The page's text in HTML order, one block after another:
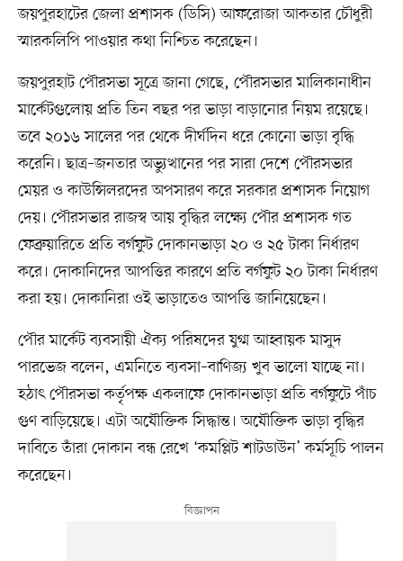
জয়পুরহাটের জেলা প্রশাসক (ডিসি) আফরোজা আকতার চৌধুরী
স্মারকলিপি পাওয়ার কথা নিশ্চিত করেছেন।
জয়পুরহাট পৌরসভা সূত্রে জানা গেছে, পৌরসভার মালিকানাধীন
মার্কেটগুলোয় প্রতি তিন বছর পর ভাড়া বাড়ানোর নিয়ম রয়েছে।
তবে ২০১৬ সালের পর থেকে দীর্ঘদিন ধরে কোনো ভাড়া বৃদ্ধি
করেনি। ছাত্র–জনতার অভ্যুত্থানের পর সারা দেশে পৌরসভার
মেয়র ও কাউন্সিলরদের অপসারণ করে সরকার প্রশাসক নিয়োগ
দেয়। পৌরসভার রাজস্ব আয় বৃদ্ধির লক্ষ্যে পৌর প্রশাসক গত
ফেব্রুয়ারিতে প্রতি বর্গফুট দোকানভাড়া ২০ ও ২৫ টাকা নির্ধারণ
করে। দোকানিদের আপত্তির কারণে প্রতি বর্গফুট ২০ টাকা নির্ধারণ
করা হয়। দোকানিরা ওই ভাড়াতেও আপত্তি জানিয়েছেন।
পৌর মার্কেট ব্যবসায়ী ঐক্য পরিষদের যুগ্ম আহ্বায়ক মাসুদ
পারভেজ বলেন, এমনিতে ব্যবসা–বাণিজ্য খুব ভালো যাচ্ছে না।
হঠাৎ পৌরসভা কর্তৃপক্ষ একলাফে দোকানভাড়া প্রতি বর্গফুটে পাঁচ
গুণ বাড়িয়েছে। এটা অযৌক্তিক সিদ্ধান্ত। অযৌক্তিক ভাড়া বৃদ্ধির
দাবিতে তাঁরা দোকান বন্ধ রেখে ‘কমপ্লিট শাটডাউন’ কর্মসূচি পালন
করেছেন।